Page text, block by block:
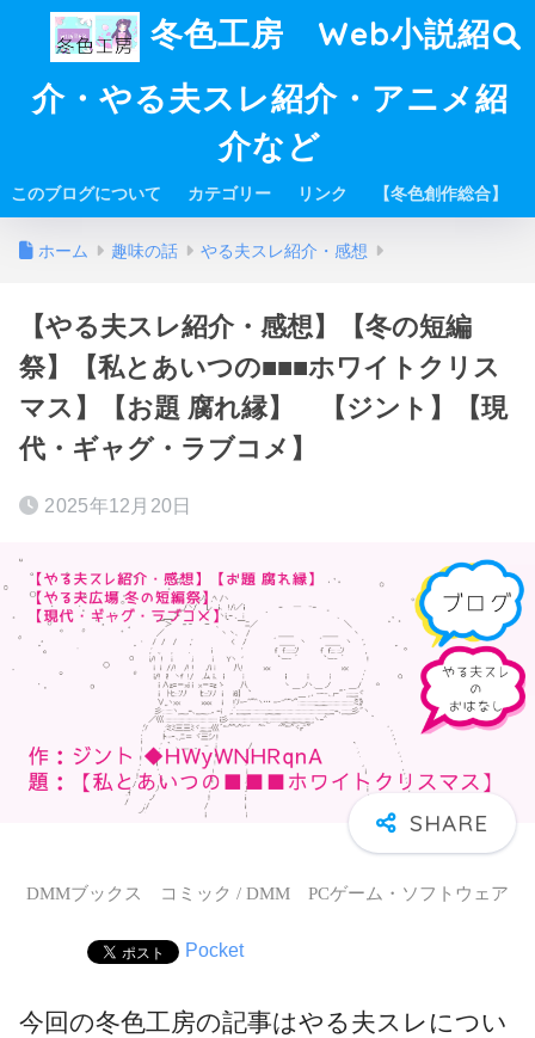
冬色工房 Web小説紹
介・やる夫スレ紹介・アニメ紹
介など
このブログについて カテゴリー リンク 【冬色創作総合】
ホーム 趣味の話 やる夫スレ紹介・感想
【やる夫スレ紹介・感想】【冬の短編
祭】【私とあいつの■■■ホワイトクリス
マス】【お題 腐れ縁】 【ジント】【現
代・ギャグ・ラブコメ】
2025年12月20日
DMMブックス コミック / DMM PCゲーム・ソフトウェア
Pocket
今回の冬色工房の記事はやる夫スレについ